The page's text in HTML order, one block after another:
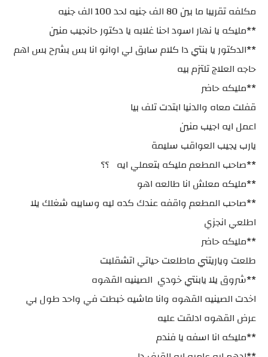
مكلفه تقريبا ما بين 80 الف جنيه لحد 100 الف جنيه
**مليكه يا نهار اسود احنا غلابه يا دكتور حانجيب منين
**الدكتور يا بنتي دا كلام سابق لي اوانو انا بس بشرح بس اهم
حاجه العلاج تلتزم بيه
**مليكه حاضر
قفلت معاه والدنيا ابتدت تلف بيا
اعمل ايه اجيب منين
يارب يجيب العواقب سليمة
**صاحب المطعم مليكه بتعملي ايه ؟؟
**مليكه معلش انا طالعه اهو
**صاحب المطعم واقفه عندك كده ليه وسايبه شغلك يلا
اطلعي انجزي
**مليكه حاضر
طلعت وياريتني ماطلعت حياتي اتشقلبت
**شروق يلا يابنتي خودي الصينيه القهوه
اخدت الصينيه القهوه وانا ماشيه خبطت في واحد طول بي
عرض القهوه ادلقت عليه
**مليكه انا اسفه يا فندم